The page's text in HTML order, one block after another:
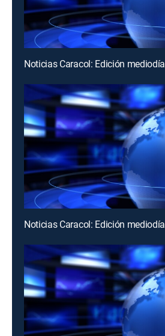
Noticias Caracol: Edición mediodía
Noticias Caracol: Edición mediodía